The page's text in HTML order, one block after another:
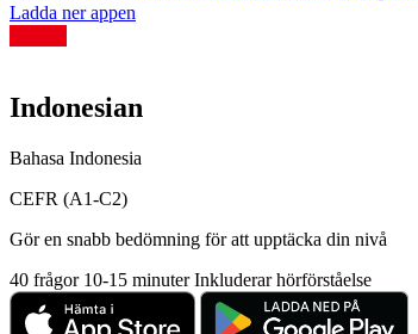
Ladda ner appen
Indonesian
Bahasa Indonesia
CEFR (A1-C2)
Gör en snabb bedömning för att upptäcka din nivå
40 frågor 10-15 minuterInkluderar hörförståelse